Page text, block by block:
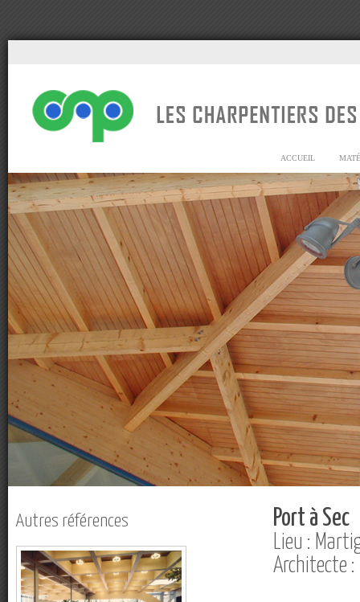
ACCUEIL
Autres références Port à Sec
Lieu :
Architecte :